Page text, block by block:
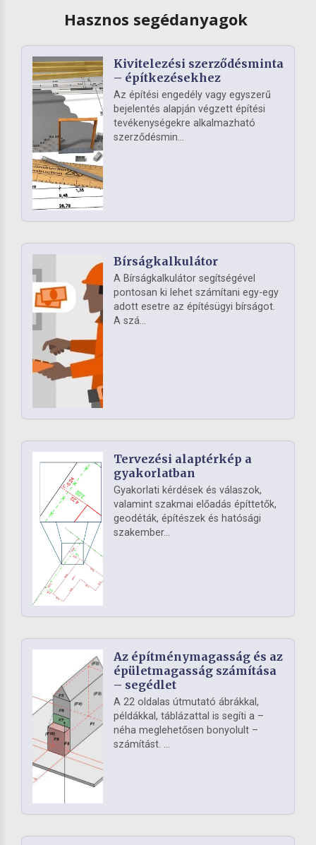
Hasznos segédanyagok
Kivitelezési szerződésminta
– építkezésekhez
Az építési engedély vagy egyszerű
bejelentés alapján végzett építési
tevékenységekre alkalmazható
szerződésmin...
Bírságkalkulátor
A Bírságkalkulátor segítségével
pontosan ki lehet számítani egy-egy
adott esetre az építésügyi bírságot.
A szá...
Tervezési alaptérkép a
gyakorlatban
Gyakorlati kérdések és válaszok,
valamint szakmai előadás építtetők,
geodéták, építészek és hatósági
szakember...
Az építménymagasság és az
épületmagasság számítása
– segédlet
A 22 oldalas útmutató ábrákkal,
példákkal, táblázattal is segíti a –
néha meglehetősen bonyolult –
számítást. ...